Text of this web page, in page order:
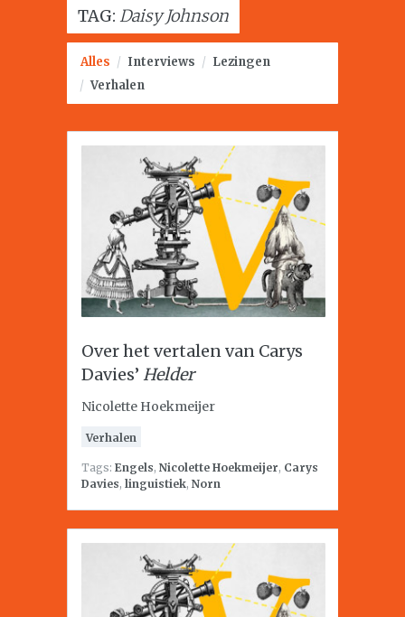
TAG: Daisy Johnson
Alles / Interviews / Lezingen
/ Verhalen
Over het vertalen van Carys
Davies’ Helder
Nicolette Hoekmeijer
Verhalen
Tags: Engels, Nicolette Hoekmeijer, Carys
Davies, linguistiek, Norn